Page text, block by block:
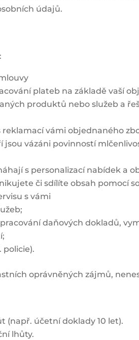
údajů.
plateb na základě vaší
produktů nebo služeb a
vámi objednaného
vázáni povinností
s personalizací nabídek a
či sdílíte obsah pomocí
s vámi
daňových dokladů,
oprávněných zájmů,
(např. účetní doklady 10 let).
lhůty.